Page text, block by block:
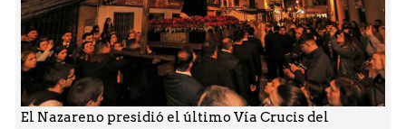
El Nazareno presidió el último Vía Crucis del